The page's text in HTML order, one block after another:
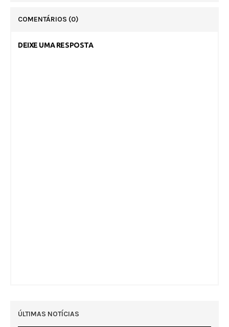
COMENTÁRIOS (0)
DEIXE UMA RESPOSTA
ÚLTIMAS NOTÍCIAS